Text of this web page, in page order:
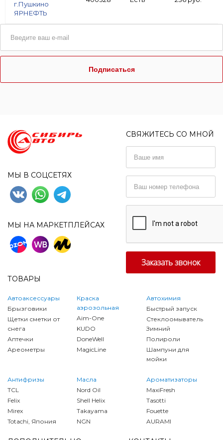
г.Пушкино
ЯРНЕФТЬ
Подписаться
МЫ В СОЦСЕТЯХ
МЫ НА МАРКЕТПЛЕЙСАХ
СВЯЖИТЕСЬ СО МНОЙ
ТОВАРЫ
Автоаксессуары
Брызговики
Щетки сметки от
снега
Аптечки
Ареометры
Краска
аэрозольная
Aim-One
KUDO
DoneWell
MagicLine
Автохимия
Быстрый запуск
Стеклоомыватель
Зимний
Полироли
Шампуни для
мойки
Антифризы
TCL
Felix
Mirex
Totachi, Япония
Масла
Nord Oil
Shell Helix
Takayama
NGN
Ароматизаторы
MaxiFresh
Tasotti
Fouette
AURAMI